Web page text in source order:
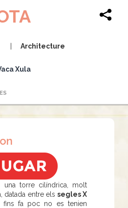
Architecture
Xula
una torre cilíndrica, molt
datada entre els segles X
fins fa poc no es tenien